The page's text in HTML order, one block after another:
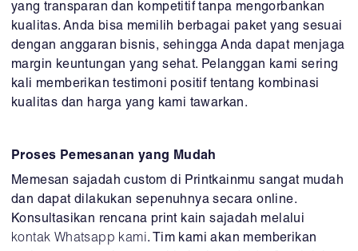
yang transparan dan kompetitif tanpa mengorbankan
kualitas. Anda bisa memilih berbagai paket yang sesuai
dengan anggaran bisnis, sehingga Anda dapat menjaga
margin keuntungan yang sehat. Pelanggan kami sering
kali memberikan testimoni positif tentang kombinasi
kualitas dan harga yang kami tawarkan.
Proses Pemesanan yang Mudah
Memesan sajadah custom di Printkainmu sangat mudah
dan dapat dilakukan sepenuhnya secara online.
Konsultasikan rencana print kain sajadah melalui
kontak Whatsapp kami. Tim kami akan memberikan